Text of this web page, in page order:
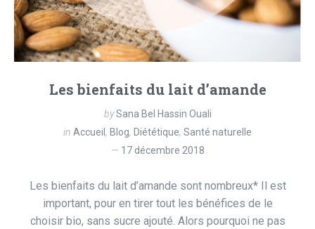
Les bienfaits du lait d’amande
bySana Bel Hassin Ouali
in Accueil , Blog, Diététique, Santé naturelle
17 décembre 2018
Les bienfaits du lait d’amande sont nombreux* Il est
important, pour en tirer tout les bénéfices de le
choisir bio, sans sucre ajouté. Alors pourquoi ne pas